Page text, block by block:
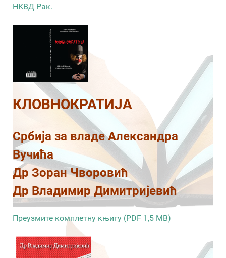
НКВД Рак.
КЛОВНОКРАТИЈА
Србија за владе Александра
Вучића
Др Зоран Чворовић
Др Владимир Димитријевић
Преузмите комплетну књигу (PDF 1,5 MB)